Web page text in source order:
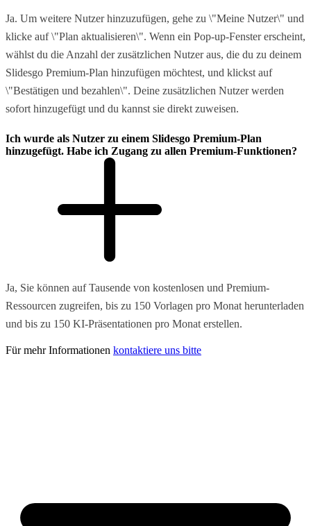
Ja. Um weitere Nutzer hinzuzufügen, gehe zu \"Meine Nutzer\" und
klicke auf \"Plan aktualisieren\". Wenn ein Pop-up-Fenster erscheint,
wählst du die Anzahl der zusätzlichen Nutzer aus, die du zu deinem
Slidesgo Premium-Plan hinzufügen möchtest, und klickst auf
\"Bestätigen und bezahlen\". Deine zusätzlichen Nutzer werden
sofort hinzugefügt und du kannst sie direkt zuweisen.
Ich wurde als Nutzer zu einem Slidesgo Premium-Plan
hinzugefügt. Habe ich Zugang zu allen Premium-Funktionen?
Ja, Sie können auf Tausende von kostenlosen und Premium-
Ressourcen zugreifen, bis zu 150 Vorlagen pro Monat herunterladen
und bis zu 150 KI-Präsentationen pro Monat erstellen.
Für mehr Informationen kontaktiere uns bitte